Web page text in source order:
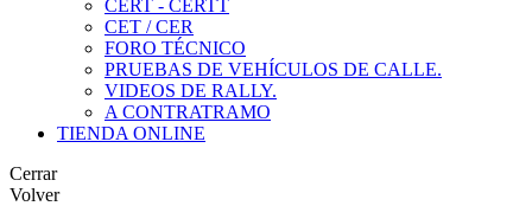
CERT - CERTT
CET / CER
FORO TÉCNICO
PRUEBAS DE VEHÍCULOS DE CALLE.
VIDEOS DE RALLY.
A CONTRATRAMO
TIENDA ONLINE
Cerrar
Volver